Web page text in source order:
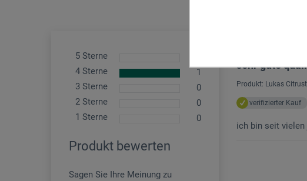
5 Sterne
4 Sterne
1
3 Sterne
0
2 Sterne
0
1 Sterne
0
Produkt bewerten
Sagen Sie Ihre Meinung zu
sehr gute
Produkt: Lukas
verifizierter Kauf
ich bin seit vielen